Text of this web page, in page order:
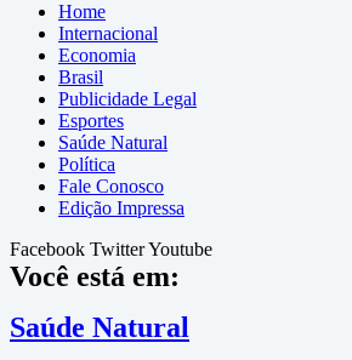
Home
Internacional
Economia
Brasil
Publicidade Legal
Esportes
Saúde Natural
Política
Fale Conosco
Edição Impressa
Facebook TwitterYoutube
Você está em:
Saúde Natural